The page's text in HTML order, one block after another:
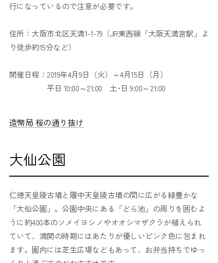
行になっているので注意が必要です。
住所：大阪市北区天満1-1-79（JR東西線「大阪天満宮駅」よ
り徒歩約15分など）
開催日程：2019年4月9日（火）～4月15日（月）
平日 10:00～21:00 土･日 9:00～21:00
造幣局 桜の通り抜け
大仙公園
仁徳天皇陵古墳と履中天皇陵古墳の間に広がる緑豊かな
「大仙公園」。公園中央にある「どら池」の周りを囲むよ
うに約400本のソメイヨシノやオオシマザクラが植えられ
ていて、満開の時期にはあたりが優しいピンク色に包まれ
ます。園内には芝生広場などもあって、お弁当持ちでゆっ